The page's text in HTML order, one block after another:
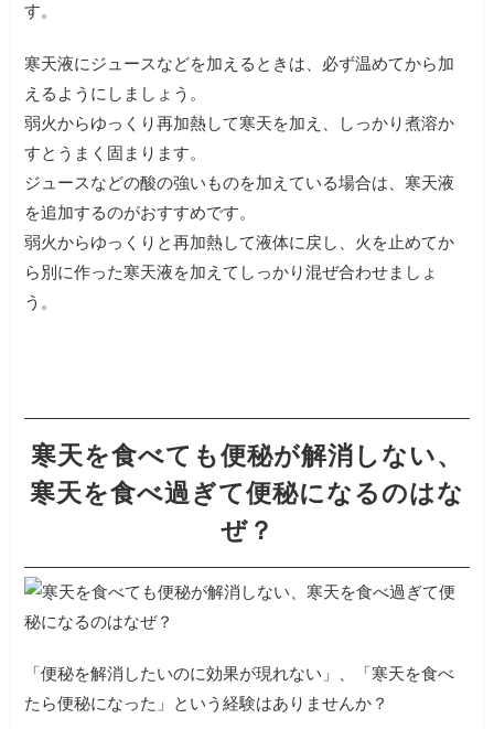
す。
寒天液にジュースなどを加えるときは、必ず温めてから加
えるようにしましょう。
弱火からゆっくり再加熱して寒天を加え、しっかり煮溶か
すとうまく固まります。
ジュースなどの酸の強いものを加えている場合は、寒天液
を追加するのがおすすめです。
弱火からゆっくりと再加熱して液体に戻し、火を止めてか
ら別に作った寒天液を加えてしっかり混ぜ合わせましょ
う。
寒天を食べても便秘が解消しない、
寒天を食べ過ぎて便秘になるのはな
ぜ？
「便秘を解消したいのに効果が現れない」、「寒天を食べ
たら便秘になった」という経験はありませんか？